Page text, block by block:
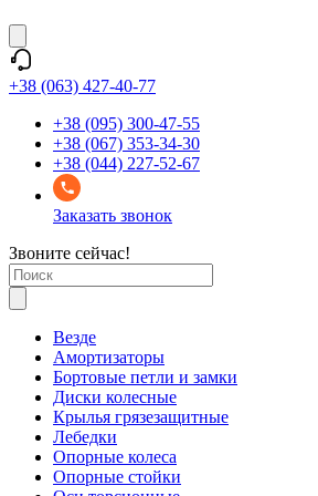
+38 (063) 427-40-77
+38 (095) 300-47-55
+38 (067) 353-34-30
+38 (044) 227-52-67
Заказать звонок
Звоните сейчас!
Везде
Амортизаторы
Бортовые петли и замки
Диски колесные
Крылья грязезащитные
Лебедки
Опорные колеса
Опорные стойки